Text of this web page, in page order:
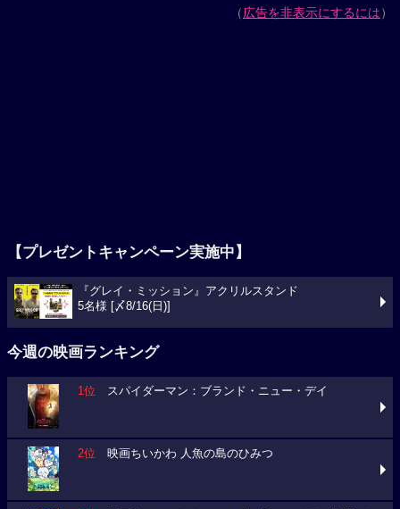
（広告を非表示にするには）
【プレゼントキャンペーン実施中】
『グレイ・ミッション』アクリルスタンド
5名様 [〆8/16(日)]
今週の映画ランキング
1位 スパイダーマン：ブランド・ニュー・デイ
2位 映画ちいかわ 人魚の島のひみつ